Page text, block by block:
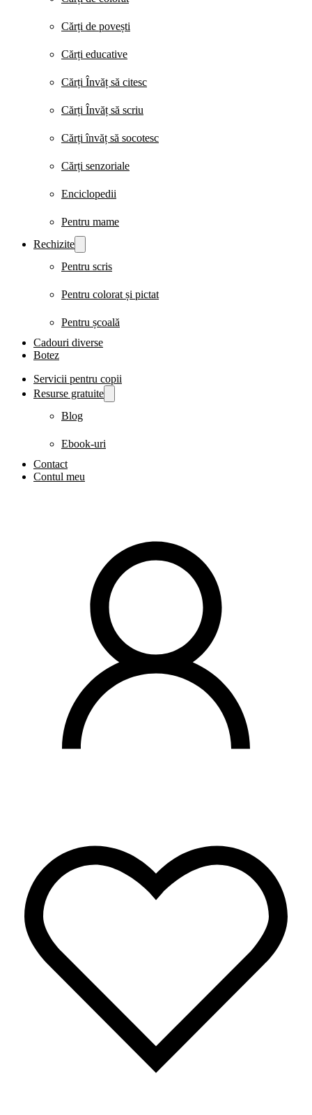
Cărți de povești
Cărți educative
Cărți Învăț să citesc
Cărți Învăț să scriu
Cărți învăț să socotesc
Cărți senzoriale
Enciclopedii
Pentru mame
Rechizite
Pentru scris
Pentru colorat și pictat
Pentru școală
Cadouri diverse
Botez
Servicii pentru copii
Resurse gratuite
Blog
Ebook-uri
Contact
Contul meu